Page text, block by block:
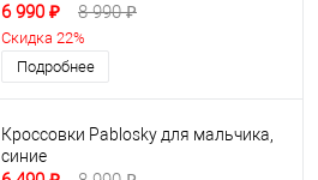
6 990 ₽ 8 990 ₽
Скидка 22%
Подробнее
Кроссовки Pablosky для мальчика,
синие